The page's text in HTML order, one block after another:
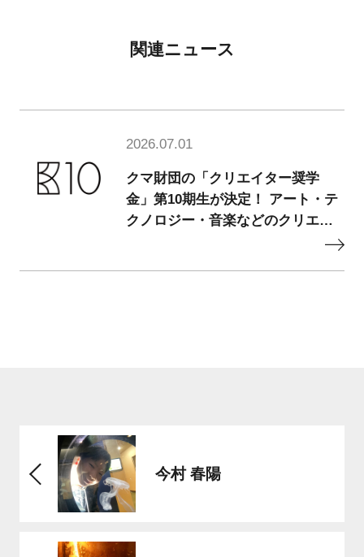
関連ニュース
クマ財団の「クリエイター奨学
金」第10期生が決定！ アート・テ
クノロジー・音楽などのクリエイ
2026.07.01
今村 春陽